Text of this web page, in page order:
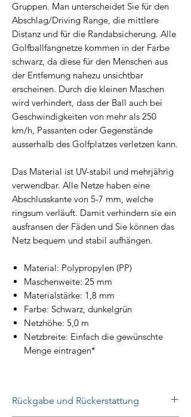
Gruppen. Man unterscheidet Sie für den
Abschlag/Driving Range, die mittlere
Distanz und für die Randabsicherung. Alle
Golfballfangnetze kommen in der Farbe
schwarz, da diese für den Menschen aus
der Entfernung nahezu unsichtbar
erscheinen. Durch die kleinen Maschen
wird verhindert, dass der Ball auch bei
Geschwindigkeiten von mehr als 250
km/h, Passanten oder Gegenstände
ausserhalb des Golfplatzes verletzen kann.
Das Material ist UV-stabil und mehrjährig
verwendbar. Alle Netze haben eine
Abschlusskante von 5-7 mm, welche
ringsum verläuft. Damit verhindern sie ein
ausfransen der Fäden und Sie können das
Netz bequem und stabil aufhängen.
Material: Polypropylen (PP)
Maschenweite: 25 mm
Materialstärke: 1,8 mm
Farbe: Schwarz, dunkelgrün
Netzhöhe: 5,0 m
Netzbreite: Einfach die gewünschte
Menge eintragen*
Rückgabe und Rückerstattung